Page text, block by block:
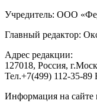
Учредитель: ООО
Главный редактор:
Адрес редакции:
127018, Россия,
Тел.+7(499) 112-35-89
Информация на сайте